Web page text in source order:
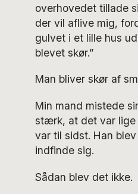
overhovedet tillade
der vil aflive mig,
gulvet i et lille hus
blevet skør.”
Man bliver skør af
Min mand mistede
stærk, at det var lige
var til sidst. Han
indfinde sig.
Sådan blev det ikke.